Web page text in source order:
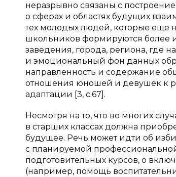
неразрывно связаны с
о сферах и областях будущих
тех молодых людей, которые еще
школьников формируются более
заведения, города, региона, где
и эмоциональный фон данных
направленность и содержание
отношения юношей и девушек к
адаптации [3, с.67].
Несмотря на то, что во многих
в старших классах должна
будущее. Речь может идти об
с планируемой
подготовительных курсов, о
(например, помощь